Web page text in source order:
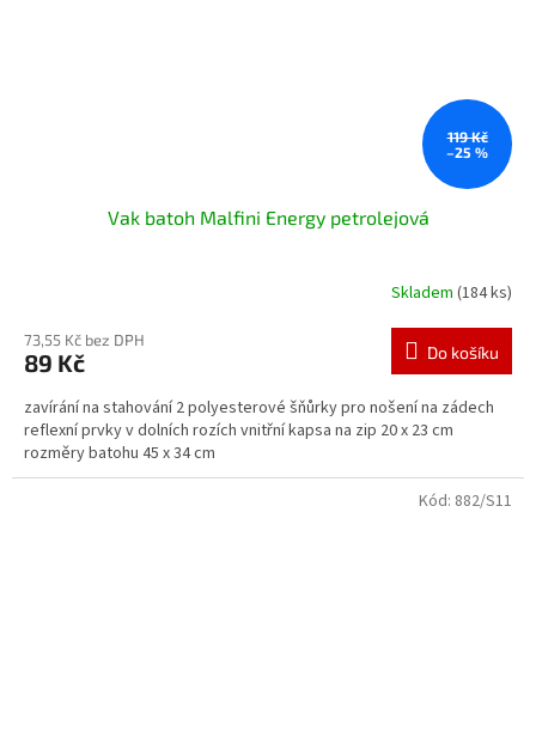
119 Kč
–25 %
Vak batoh Malfini Energy petrolejová
Skladem (184 ks)
73,55 Kč bez DPH
89 Kč Do košíku
zavírání na stahování 2 polyesterové šňůrky pro nošení na zádech
reflexní prvky v dolních rozích vnitřní kapsa na zip 20 x 23 cm
rozměry batohu 45 x 34 cm
Kód: 882/S11